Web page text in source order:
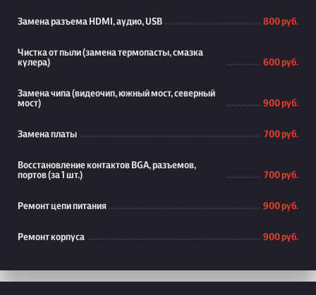
Замена разъема HDMI, аудио, USB 800 руб.
Чистка от пыли (замена термопасты, смазка
кулера)
600 руб.
Замена чипа (видеочип, южный мост, северный
мост)
900 руб.
Замена платы 700 руб.
Восстановление контактов BGA, разъемов,
портов (за 1 шт.)
700 руб.
Ремонт цепи питания 900 руб.
Ремонт корпуса 900 руб.